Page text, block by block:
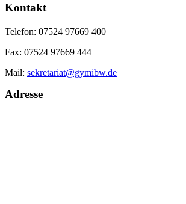
Kontakt
Telefon: 07524 97669 400
Fax: 07524 97669 444
Mail: sekretariat@gymibw.de
Adresse